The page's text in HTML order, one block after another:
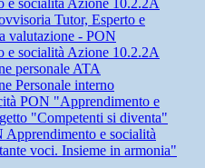
e socialità Azione 10.2.2A
Tutor, Esperto e
valutazione - PON
e socialità Azione 10.2.2A
personale ATA
Personale interno
PON "Apprendimento e
"Competenti si diventa"
e socialità
voci. Insieme in armonia"